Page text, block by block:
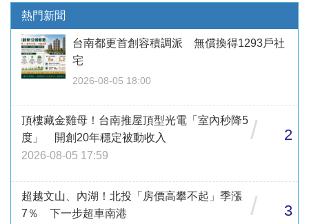
熱門新聞
台南都更首創容積調派 無償換得1293戶社
宅
2026-08-05 18:00
頂樓藏金雞母！台南推屋頂型光電「室內秒降5
度」 開創20年穩定被動收入
2026-08-05 17:59
/ 2
超越文山、內湖！北投「房價高攀不起」季漲
7％ 下一步超車南港
/ 3